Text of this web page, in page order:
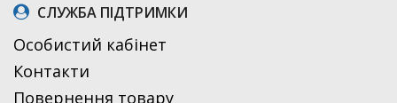
СЛУЖБА ПІДТРИМКИ
Особистий кабінет
Контакти
Повернення товару